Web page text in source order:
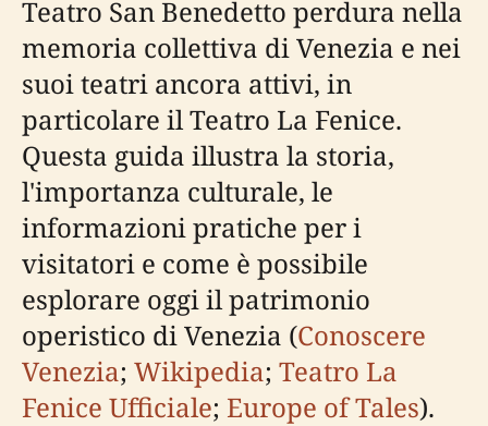
Teatro San Benedetto perdura nella
memoria collettiva di Venezia e nei
suoi teatri ancora attivi, in
particolare il Teatro La Fenice.
Questa guida illustra la storia,
l'importanza culturale, le
informazioni pratiche per i
visitatori e come è possibile
esplorare oggi il patrimonio
operistico di Venezia (Conoscere
Venezia; Wikipedia; Teatro La
Fenice Ufficiale; Europe of Tales).